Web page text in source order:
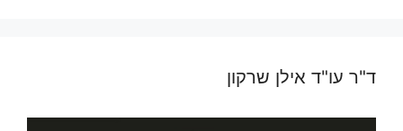
ד"ר עו"ד אילן שרקון